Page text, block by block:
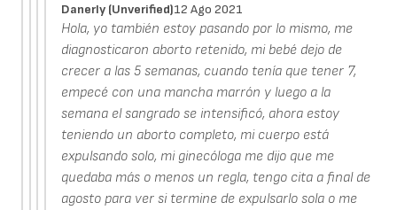
Danerly (unverified)12 Ago 2021
Hola, yo también estoy pasando por lo mismo, me
diagnosticaron aborto retenido, mi bebé dejo de
crecer a las 5 semanas, cuando tenía que tener 7,
empecé con una mancha marrón y luego a la
semana el sangrado se intensificó, ahora estoy
teniendo un aborto completo, mi cuerpo está
expulsando solo, mi ginecóloga me dijo que me
quedaba más o menos un regla, tengo cita a final de
agosto para ver si termine de expulsarlo sola o me